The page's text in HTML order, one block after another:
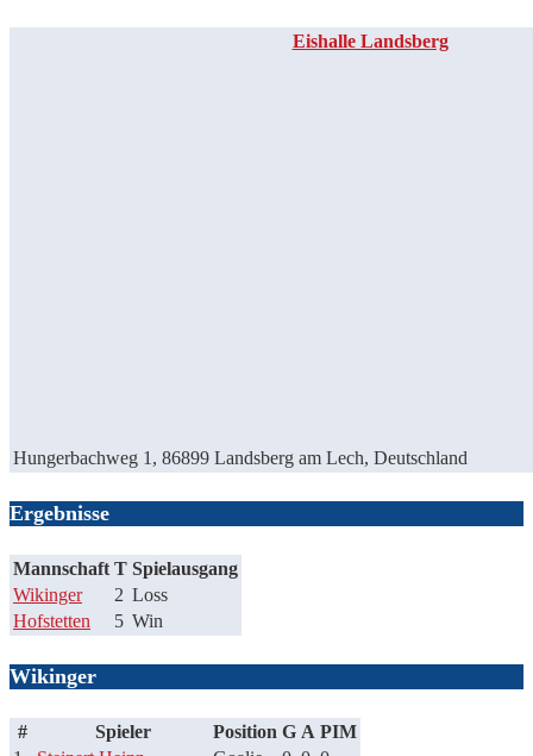
Eishalle Landsberg
Hungerbachweg 1, 86899 Landsberg am Lech, Deutschland
Ergebnisse
Mannschaft T Spielausgang
Wikinger
2 Loss
Hofstetten
5 Win
Wikinger
# Spieler Position G A PIM